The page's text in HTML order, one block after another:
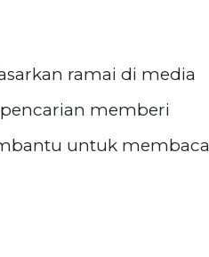
ramai di media
memberi
untuk membaca